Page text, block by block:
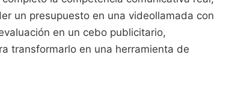
un presupuesto en una videollamada con
en un cebo publicitario,
transformarlo en una herramienta de